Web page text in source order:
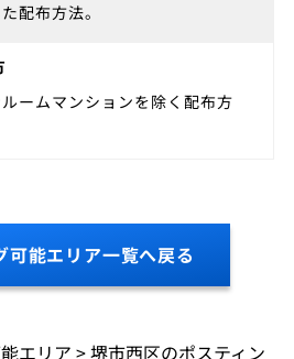
配布方法。
ームマンションを除く配布方
可能エリア一覧へ戻る
エリア >堺市西区のポスティン